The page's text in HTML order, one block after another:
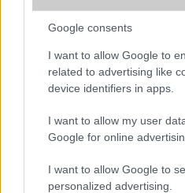
Google consents
I want to allow Google to
related to advertising like
device identifiers in apps.
I want to allow my user
Google for online
I want to allow Google to
personalized advertising.
A Samsung után a Honor is
dolgozhat
Elképesztő akkumulátor: egy
telefonnal kísérletezik
LEGOLVASOTTABBAK